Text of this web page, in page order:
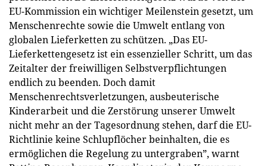
EU-Kommission ein wichtiger Meilenstein gesetzt, um
Menschenrechte sowie die Umwelt entlang von
globalen Lieferketten zu schützen. „Das EU-
Lieferkettengesetz ist ein essenzieller Schritt, um das
Zeitalter der freiwilligen Selbstverpflichtungen
endlich zu beenden. Doch damit
Menschenrechtsverletzungen, ausbeuterische
Kinderarbeit und die Zerstörung unserer Umwelt
nicht mehr an der Tagesordnung stehen, darf die EU-
Richtlinie keine Schlupflöcher beinhalten, die es
ermöglichen die Regelung zu untergraben”, warnt